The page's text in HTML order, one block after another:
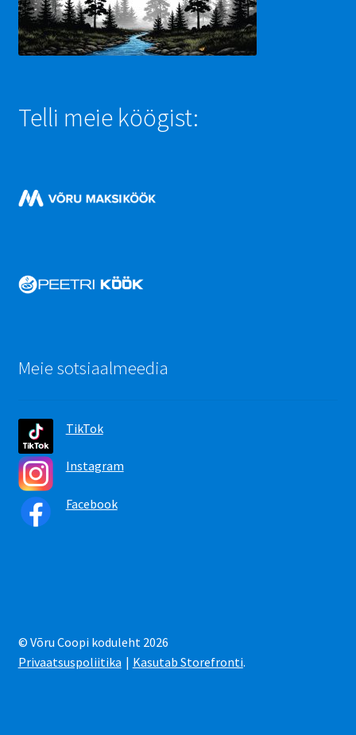
Telli meie köögist:
Meie sotsiaalmeedia
TikTok
Instagram
Facebook
© Võru Coopi koduleht 2026
Privaatsuspoliitika
Kasutab Storefronti.